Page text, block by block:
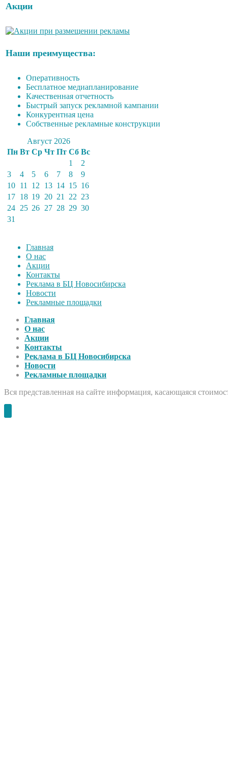
Акции
Наши преимущества:
Оперативность
Бесплатное медиапланирование
Качественная отчетность
Быстрый запуск рекламной кампании
Конкурентная цена
Собственные рекламные конструкции
Август 2026
Пн Вт Ср Чт Пт Сб Вс
1
2
3
4 5 6 7 8
9
10 11 12 13 14 15 16
17 18 19 20 21 22 23
24 25 26 27 28 29 30
31
Главная
О нас
Акции
Контакты
Реклама в БЦ Новосибирска
Новости
Рекламные площадки
Главная
О нас
Акции
Контакты
Реклама в БЦ Новосибирска
Новости
Рекламные площадки
Вся представленная на сайте информация, касающаяся